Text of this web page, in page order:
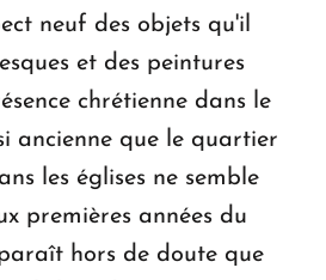
neuf des objets qu'il
et des peintures
chrétienne dans le
ancienne que le quartier
les églises ne semble
premières années du
hors de doute que